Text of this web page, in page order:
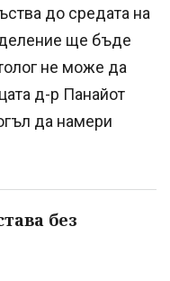
до средата на
ще бъде
не може да
д-р Панайот
да намери
без